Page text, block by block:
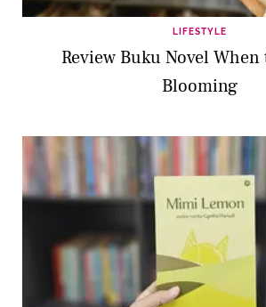
LIFESTYLE
Review Buku Novel When
Blooming